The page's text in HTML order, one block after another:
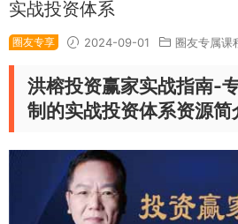
实战投资体系
圈友专享 2024-09-01 圈友专属课
洪榕投资赢家实战指南-
制的实战投资体系资源简